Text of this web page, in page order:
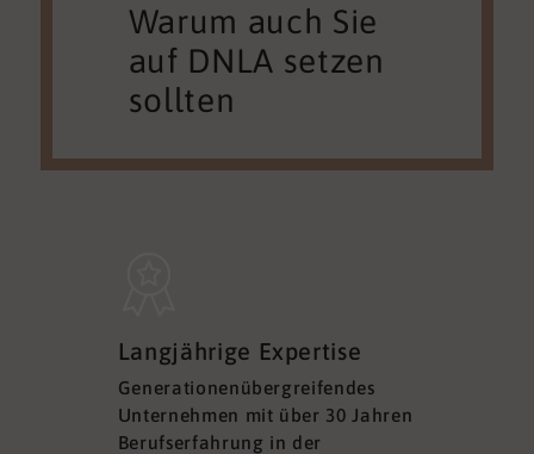
Warum auch Sie
auf DNLA setzen
sollten
Langjährige Expertise
Generationenübergreifendes
Unternehmen mit über 30 Jahren
Berufserfahrung in der